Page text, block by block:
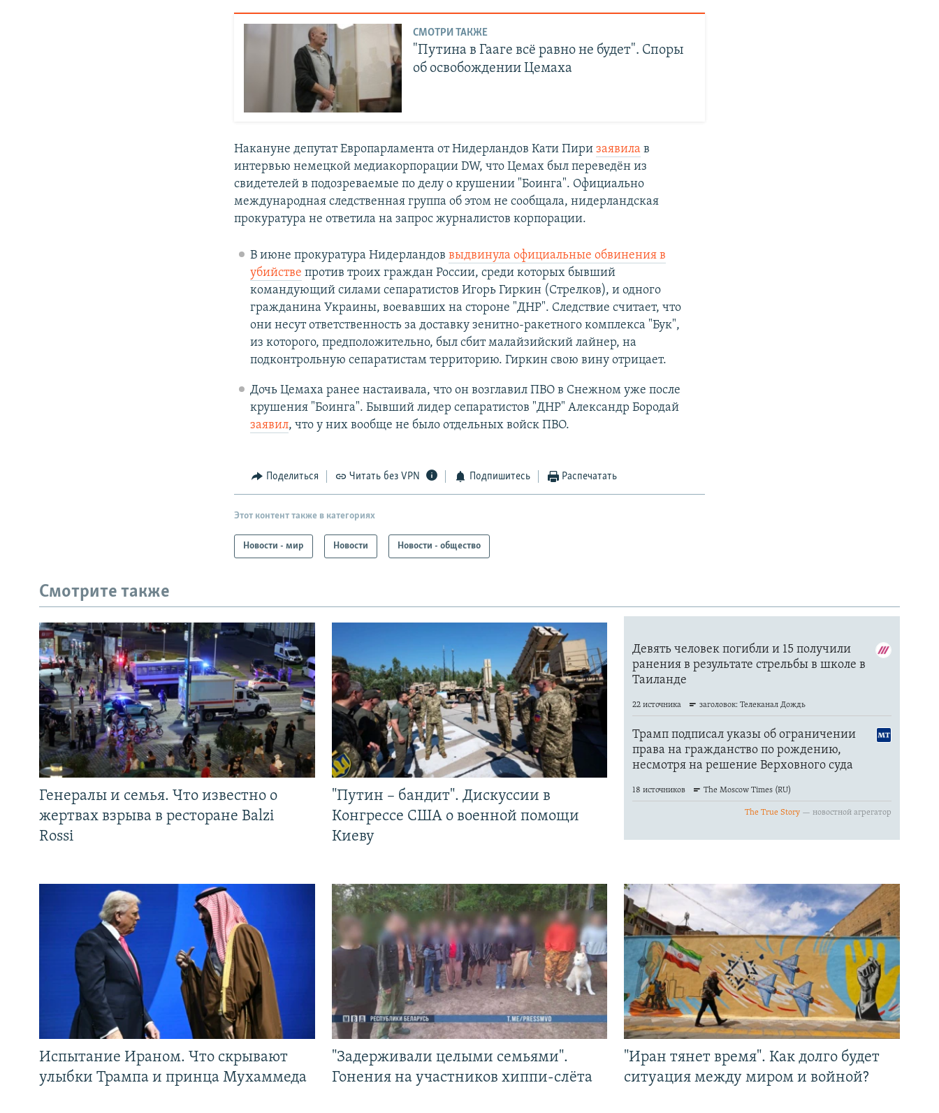
СМОТРИ ТАКЖЕ
"Путина в Гааге всё равно не будет". Споры
об освобождении Цемаха
Накануне депутат Европарламента от Нидерландов Кати Пиризаявила в
интервью немецкой медиакорпорации DW, что Цемах был переведён из
свидетелей в подозреваемые по делу о крушении "Боинга". Официально
международная следственная группа об этом не сообщала, нидерландская
прокуратура не ответила на запрос журналистов корпорации.
В июне прокуратура Нидерландов выдвинула официальные обвинения в
убийстве против троих граждан России, среди которых бывший
командующий силами сепаратистов Игорь Гиркин (Стрелков), и одного
гражданина Украины, воевавших на стороне "ДНР". Следствие считает, что
они несут ответственность за доставку зенитно-ракетного комплекса "Бук",
из которого, предположительно, был сбит малайзийский лайнер, на
подконтрольную сепаратистам территорию. Гиркин свою вину отрицает.
Дочь Цемаха ранее настаивала, что он возглавил ПВО в Снежном уже после
крушения "Боинга". Бывший лидер сепаратистов "ДНР" Александр Бородай
заявил, что у них вообще не было отдельных войск ПВО.
Поделиться Читать без VPN Подпишитесь Распечатать
Этот контент также в категориях
Новости - мир Новости Новости - общество
Смотрите также
Генералы и семья. Что известно о
жертвах взрыва в ресторане Balzi
Rossi
"Путин – бандит". Дискуссии в
Конгрессе США о военной помощи
Киеву
Испытание Ираном. Что скрывают
улыбки Трампа и принца Мухаммеда
"Задерживали целыми семьями".
Гонения на участников хиппи-слёта
"Иран тянет время". Как долго будет
ситуация между миром и войной?